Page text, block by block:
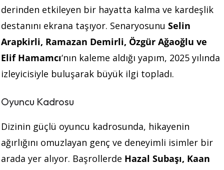
derinden etkileyen bir hayatta kalma ve kardeşlik
destanını ekrana taşıyor. Senaryosunu Selin
Arapkirli, Ramazan Demirli, Özgür Ağaoğlu ve
Elif Hamamcı‘nın kaleme aldığı yapım, 2025 yılında
izleyicisiyle buluşarak büyük ilgi topladı.
Oyuncu Kadrosu
Dizinin güçlü oyuncu kadrosunda, hikayenin
ağırlığını omuzlayan genç ve deneyimli isimler bir
arada yer alıyor. Başrollerde Hazal Subaşı, Kaan